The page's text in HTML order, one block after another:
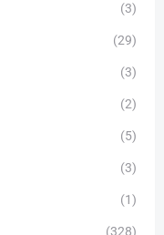
(3)
(29)
(3)
(2)
(5)
(3)
(1)
(328)